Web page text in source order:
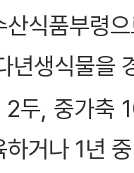
산식품부령
년생식물을
2두, 중가축
하거나 1년